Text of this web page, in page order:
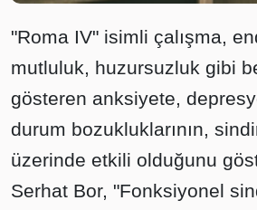
"Roma IV" isimli çalışma,
mutluluk, huzursuzluk gibi
gösteren anksiyete,
durum bozukluklarının,
üzerinde etkili olduğunu
Serhat Bor, "Fonksiyonel